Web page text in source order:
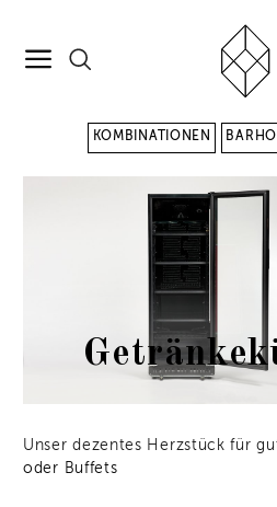
KOMBINATIONEN
Unser dezentes Herzstück für
oder Buffets